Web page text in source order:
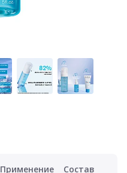
Применение Состав